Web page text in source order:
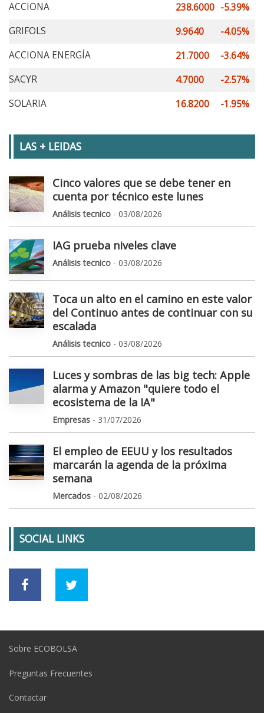
ACCIONA 238.6000 -5.39%
GRIFOLS
9.9640
-4.05%
ACCIONA ENERGÍA
21.7000
-3.64%
SACYR
4.7000
-2.57%
SOLARIA
16.8200 -1.95%
LAS + LEIDAS
Cinco valores que se debe tener en
cuenta por técnico este lunes
Análisis tecnico - 03/08/2026
IAG prueba niveles clave
Análisis tecnico - 03/08/2026
Toca un alto en el camino en este valor
del Continuo antes de continuar con su
escalada
Análisis tecnico - 03/08/2026
Luces y sombras de las big tech: Apple
alarma y Amazon "quiere todo el
ecosistema de la IA"
Empresas - 31/07/2026
El empleo de EEUU y los resultados
marcarán la agenda de la próxima
semana
Mercados - 02/08/2026
SOCIAL LINKS
Sobre ECOBOLSA
Preguntas Frecuentes
Contactar